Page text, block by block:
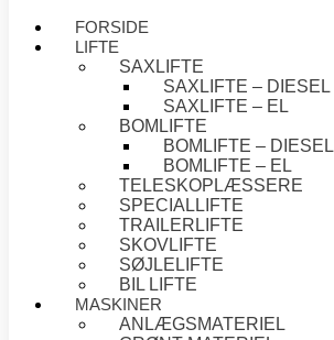
FORSIDE
LIFTE
SAXLIFTE
SAXLIFTE – DIESEL
SAXLIFTE – EL
BOMLIFTE
BOMLIFTE – DIESEL
BOMLIFTE – EL
TELESKOPLÆSSERE
SPECIALLIFTE
TRAILERLIFTE
SKOVLIFTE
SØJLELIFTE
BIL LIFTE
MASKINER
ANLÆGSMATERIEL